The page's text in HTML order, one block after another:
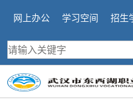
网上办公 学习空间 招生